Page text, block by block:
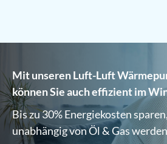
Mit unseren Luft-Luft
können Sie auch effizient im
Bis zu 30% Energiekosten sparen,
unabhängig von Öl & Gas werden